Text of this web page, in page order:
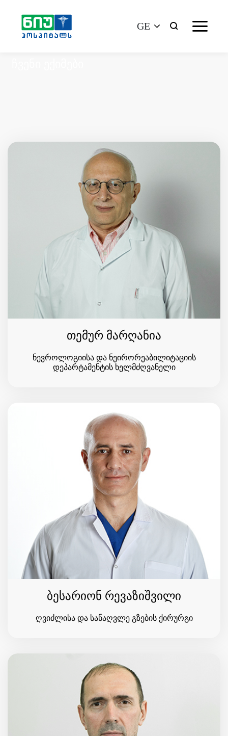
GE
თემურ მარღანია
ნევროლოგიისა და ნეირორეაბილიტაციის
დეპარტამენტის ხელმძღვანელი
ბესარიონ რევაზიშვილი
ღვიძლისა და სანაღვლე გზების ქირურგი